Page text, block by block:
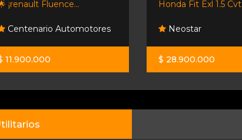
¡renault Fluence...
Centenario Automotores
11.900.000
Honda Fit Exl 1.5 Cvt
Neostar
$ 28.900.000